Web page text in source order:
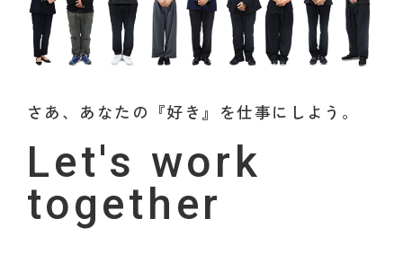
さあ、あなたの『好き』を仕事にしよう。
Let's work
together